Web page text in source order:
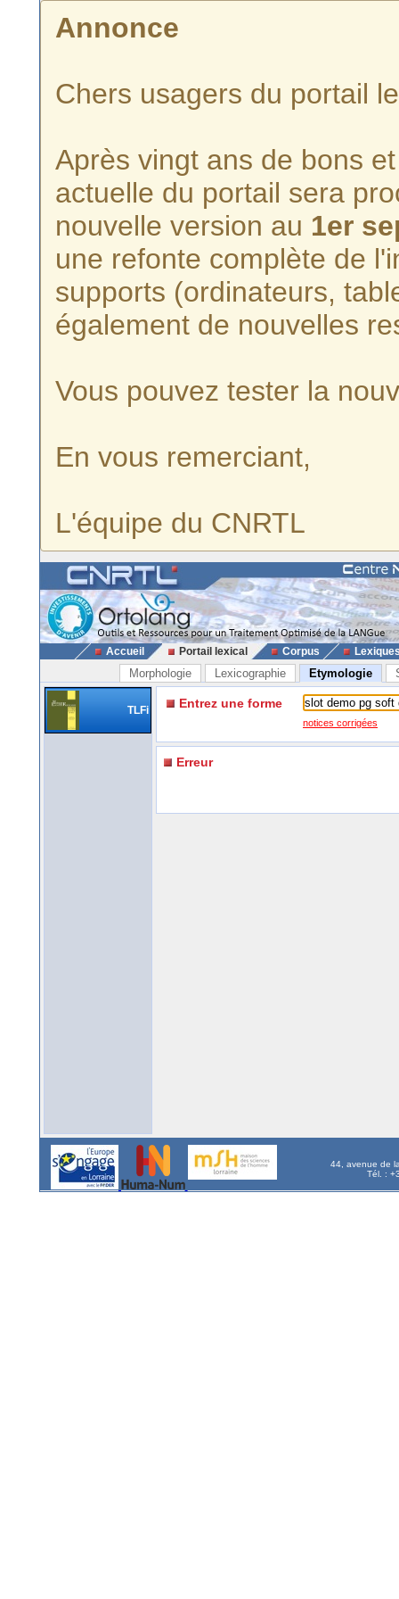
Annonce
Chers usagers du portail
Après vingt ans de bons
actuelle du portail sera
nouvelle version au 1er
une refonte complète de
supports (ordinateurs,
également de nouvelles
Vous pouvez tester la
En vous remerciant,
L'équipe du CNRTL
Accueil Portail lexical Corpus
Morphologie Lexicographie Etymologie
TLFi Entrez une forme
notices corrigées
Erreur
44, avenue de
Tél. :